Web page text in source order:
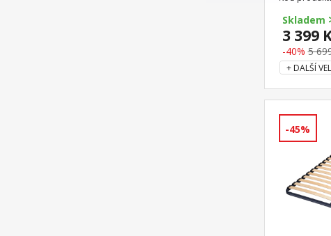
být použit
Skladem
3 399
-40% 5
+ DALŠÍ
-45%